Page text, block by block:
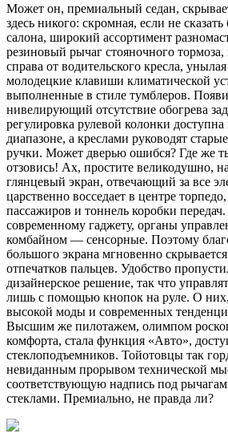
Может он, премиальный седан,
здесь никого: скромная, если не
салона, широкий ассортимент
резиновый рычаг стояночного
справа от водительского кресла,
молодецкие клавиши климатической
выполненные в стиле тумблеров.
нивелирующий отсутствие обогрева
регулировка рулевой колонки
диапазоне, а креслами руководят
ручки. Может дверью ошибся? Где же
отзовись! Ах, простите великодушно,
глянцевый экран, отвечающий за все
царственно восседает в центре
пассажиров и тоннель коробки
современному гаджету, органы
комбайном — сенсорные. Поэтому
большого экрана мгновенно
отпечатков пальцев. Удобство
дизайнерское решение, так что
лишь с помощью кнопок на руле. О
высокой моды и современных
Высшим же пилотажем, олимпом
комфорта, стала функция «Авто»,
стеклоподъемников. Тойотовцы так
невиданным прорывом технической
соответствующую надпись под
стеклами. Премиально, не правда ли?